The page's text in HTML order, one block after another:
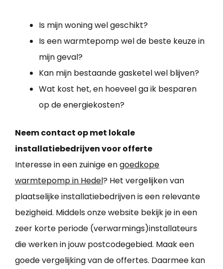
Is mijn woning wel geschikt?
Is een warmtepomp wel de beste keuze in
mijn geval?
Kan mijn bestaande gasketel wel blijven?
Wat kost het, en hoeveel ga ik besparen
op de energiekosten?
Neem contact op met lokale
installatiebedrijven voor offerte
Interesse in een zuinige engoedkope
warmtepomp in Hedel? Het vergelijken van
plaatselijke installatiebedrijven is een relevante
bezigheid. Middels onze website bekijk je in een
zeer korte periode (verwarmings)installateurs
die werken in jouw postcodegebied. Maak een
goede vergelijking van de offertes. Daarmee kan